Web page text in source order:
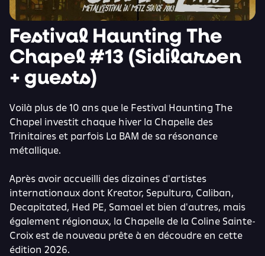
Festival Haunting The
Chapel #13 (Sidilarsen
+ guests)
Voilà plus de 10 ans que le Festival Haunting The
Chapel investit chaque hiver la Chapelle des
Trinitaires et parfois La BAM de sa résonance
métallique.
Après avoir accueilli des dizaines d'artistes
internationaux dont Kreator, Sepultura, Caliban,
Decapitated, Hed PE, Samael et bien d'autres, mais
également régionaux, la Chapelle de la Coline Sainte-
Croix est de nouveau prête à en découdre en cette
édition 2026.